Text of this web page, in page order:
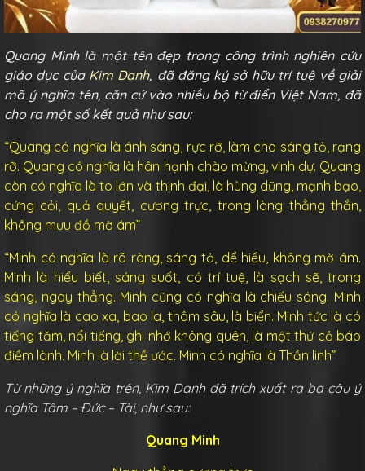
Quang Minh là một tên đẹp trong công trình nghiên cứu
giáo dục của Kim Danh, đã đăng ký sở hữu trí tuệ về giải
mã ý nghĩa tên, căn cứ vào nhiều bộ từ điển Việt Nam, đã
cho ra một số kết quả như sau:
“Quang có nghĩa là ánh sáng, rực rỡ, làm cho sáng tỏ, rạng
rỡ. Quang có nghĩa là hân hạnh chào mừng, vinh dự. Quang
còn có nghĩa làto lớn và thịnh đại, là hùng dũng, mạnh bạo,
cứng cỏi, quả quyết, cương trực, trong lòng thẳng thắn,
không mưu đồ mờ ám”
“Minh có nghĩa là rõ ràng, sáng tỏ, dể hiểu, không mờ ám.
Minh là hiểu biết, sáng suốt , có trí tuệ, là sạch sẽ, trong
sáng, ngay thẳng. Minh cũng có nghĩa là chiếu sáng. Minh
có nghĩa là cao xa, bao la, thâm sâu, là biển. Minh tức là có
tiếng tăm, nổi tiếng, ghi nhớ không quên, là một thứ cỏ báo
điềm lành. Minh là lời thề ước. Minh có nghĩa là Thần linh”
Từ những ý nghĩa trên, Kim Danh đã trích xuất ra ba câu ý
nghĩa Tâm – Đức – Tài, như sau:
Quang Minh